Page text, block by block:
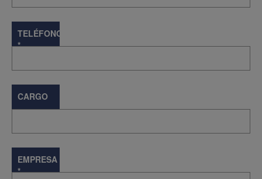
TELÉFONO
*
CARGO
EMPRESA
*